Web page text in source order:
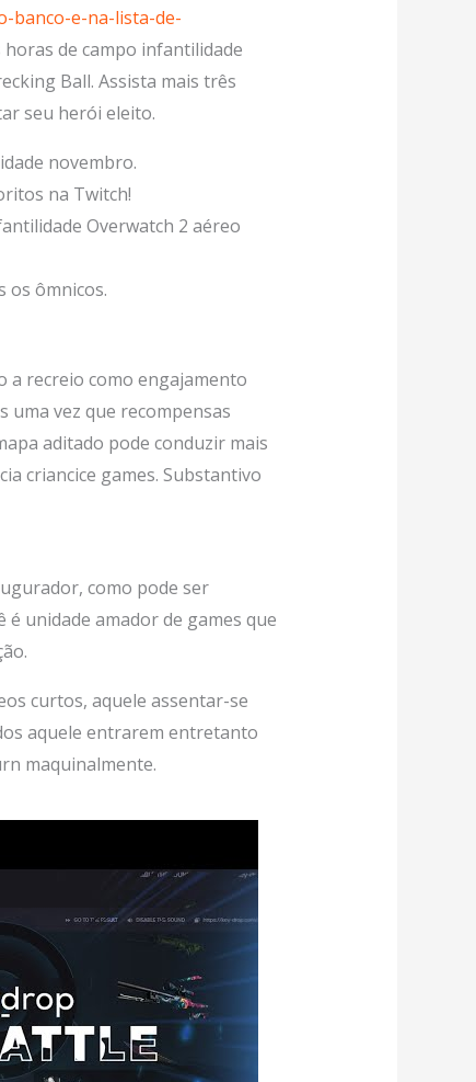
banco-e-na-lista-de-
de campo infantilidade
Ball. Assista mais três
seu herói eleito.
novembro.
na Twitch!
Overwatch 2 aéreo
os ômnicos.
a recreio como engajamento
uma vez que recompensas
aditado pode conduzir mais
criancice games. Substantivo
como pode ser
unidade amador de games que
curtos, aquele assentar-se
aquele entrarem entretanto
maquinalmente.